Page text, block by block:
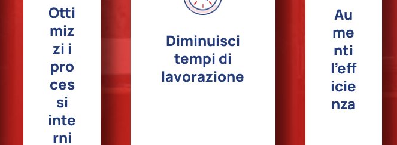
Otti
miz
zi i
pro
ces
si
inte
rni
Diminuisci
tempi di
lavorazione
Au
me
nti
l’eff
icie
nza